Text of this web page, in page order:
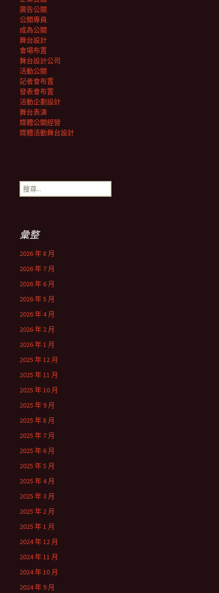
廣告公關
公關專員
成為公關
舞台設計
會場布置
舞台設計公司
活動公關
記者會布置
發表會布置
活動企劃設計
舞台表演
媒體公關經營
媒體活動舞台設計
搜
尋
彙整
2026 年 8 月
2026 年 7 月
2026 年 6 月
2026 年 5 月
2026 年 4 月
2026 年 2 月
2026 年 1 月
2025 年 12 月
2025 年 11 月
2025 年 10 月
2025 年 9 月
2025 年 8 月
2025 年 7 月
2025 年 6 月
2025 年 5 月
2025 年 4 月
2025 年 3 月
2025 年 2 月
2025 年 1 月
2024 年 12 月
2024 年 11 月
2024 年 10 月
2024 年 9 月